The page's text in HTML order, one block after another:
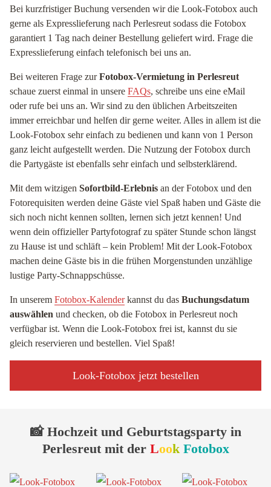
Bei kurzfristiger Buchung versenden wir die Look-Fotobox auch
gerne als Expresslieferung nach Perlesreut sodass die Fotobox
garantiert 1 Tag nach deiner Bestellung geliefert wird. Frage die
Expresslieferung einfach telefonisch bei uns an.
Bei weiteren Frage zurFotobox-Vermietung in Perlesreut
schaue zuerst einmal in unsere FAQs, schreibe uns eine eMail
oder rufe bei uns an. Wir sind zu den üblichen Arbeitszeiten
immer erreichbar und helfen dir gerne weiter. Alles in allem ist die
Look-Fotobox sehr einfach zu bedienen und kann von 1 Person
ganz leicht aufgestellt werden. Die Nutzung der Fotobox durch
die Partygäste ist ebenfalls sehr einfach und selbsterklärend.
Mit dem witzigen Sofortbild-Erlebnis an der Fotobox und den
Fotorequisiten werden deine Gäste viel Spaß haben und Gäste die
sich noch nicht kennen sollten, lernen sich jetzt kennen! Und
wenn dein offizieller Partyfotograf zu später Stunde schon längst
zu Hause ist und schläft – kein Problem! Mit der Look-Fotobox
machen deine Gäste bis in die frühen Morgenstunden unzählige
lustige Party-Schnappschüsse.
In unserem Fotobox-Kalenderkannst du das Buchungsdatum
auswählen und checken, ob die Fotobox in Perlesreut noch
verfügbar ist. Wenn die Look-Fotobox frei ist, kannst du sie
gleich reservieren und bestellen. Viel Spaß!
Look-Fotobox jetzt bestellen
📸 Hochzeit und Geburtstagsparty in
Perlesreut mit der Look Fotobox